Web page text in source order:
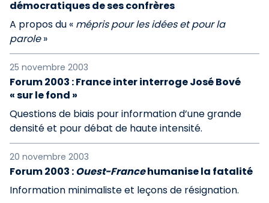
démocratiques de ses confrères
A propos du « mépris pour les idées et pour la
parole»
25 novembre 2003
Forum 2003 : France inter interroge José Bové
« sur le fond »
Questions de biais pour information d’une grande
densité et pour débat de haute intensité.
20 novembre 2003
Forum 2003 :Ouest-Francehumanise la fatalité
Information minimaliste et leçons de résignation.